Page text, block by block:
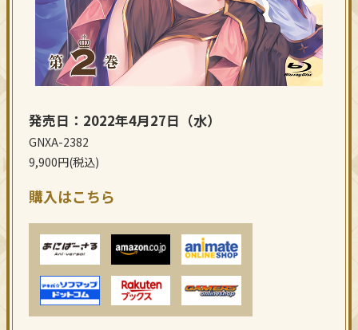
発売日：2022年4月27日（水）
GNXA-2382
9,900円(税込)
購入はこちら